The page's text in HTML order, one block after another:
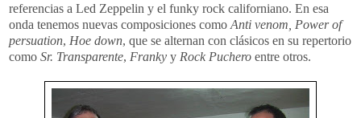
referencias a Led Zeppelin y el funky rock californiano. En esa
onda tenemos nuevas composiciones como Anti venom, Power of
persuation, Hoe down, que se alternan con clásicos en su repertorio
como Sr. Transparente, Franky y Rock Puchero entre otros.